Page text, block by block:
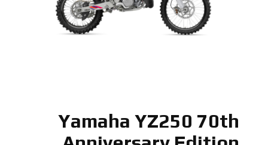
Yamaha YZ250 70th